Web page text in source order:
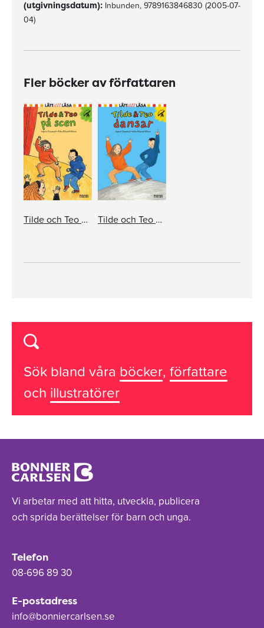
(utgivningsdatum): Inbunden, 9789163846830 (2005-07-
04)
Fler böcker av författaren
Tilde och Teo på scen Tilde och Teo dansar
Sök bland våra böcker, författare
och illustratörer
Vi arbetar med att hitta, utveckla, publicera
och sprida berättelser för barn och unga.
Telefon
08-696 89 30
E-postadress
info@bonniercarlsen.se